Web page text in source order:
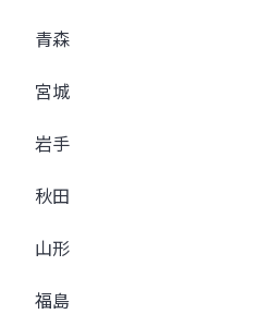
青森
宮城
岩手
秋田
山形
福島